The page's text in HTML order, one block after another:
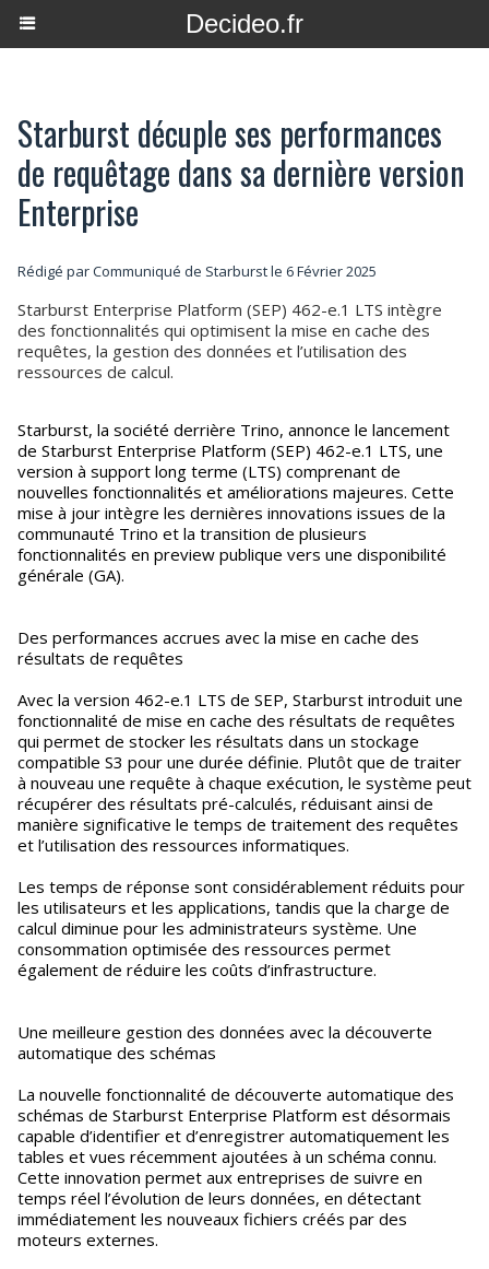
Decideo.fr
Starburst décuple ses performances
de requêtage dans sa dernière version
Enterprise
Rédigé par Communiqué de Starburst le 6 Février 2025
Starburst Enterprise Platform (SEP) 462-e.1 LTS intègre
des fonctionnalités qui optimisent la mise en cache des
requêtes, la gestion des données et l’utilisation des
ressources de calcul.
Starburst, la société derrière Trino, annonce le lancement
de Starburst Enterprise Platform (SEP) 462-e.1 LTS, une
version à support long terme (LTS) comprenant de
nouvelles fonctionnalités et améliorations majeures. Cette
mise à jour intègre les dernières innovations issues de la
communauté Trino et la transition de plusieurs
fonctionnalités en preview publique vers une disponibilité
générale (GA).
Des performances accrues avec la mise en cache des
résultats de requêtes
Avec la version 462-e.1 LTS de SEP, Starburst introduit une
fonctionnalité de mise en cache des résultats de requêtes
qui permet de stocker les résultats dans un stockage
compatible S3 pour une durée définie. Plutôt que de traiter
à nouveau une requête à chaque exécution, le système peut
récupérer des résultats pré-calculés, réduisant ainsi de
manière significative le temps de traitement des requêtes
et l’utilisation des ressources informatiques.
Les temps de réponse sont considérablement réduits pour
les utilisateurs et les applications, tandis que la charge de
calcul diminue pour les administrateurs système. Une
consommation optimisée des ressources permet
également de réduire les coûts d’infrastructure.
Une meilleure gestion des données avec la découverte
automatique des schémas
La nouvelle fonctionnalité de découverte automatique des
schémas de Starburst Enterprise Platform est désormais
capable d’identifier et d’enregistrer automatiquement les
tables et vues récemment ajoutées à un schéma connu.
Cette innovation permet aux entreprises de suivre en
temps réel l’évolution de leurs données, en détectant
immédiatement les nouveaux fichiers créés par des
moteurs externes.